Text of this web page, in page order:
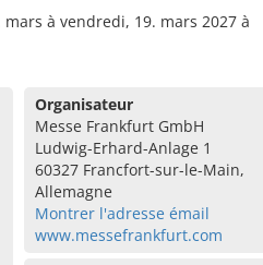
à vendredi, 19. mars 2027 à
Organisateur
Messe Frankfurt GmbH
Ludwig-Erhard-Anlage 1
60327 Francfort-sur-le-Main,
Allemagne
Montrer l'adresse émail
www.messefrankfurt.com